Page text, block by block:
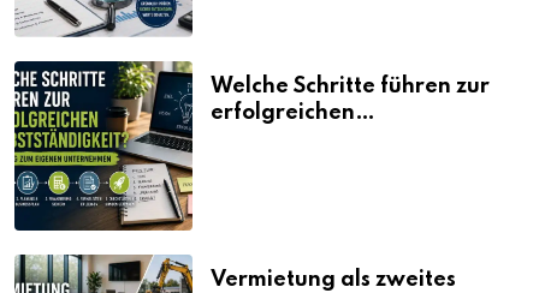
Welche Schritte führen zur
erfolgreichen
Vermietung als zweites